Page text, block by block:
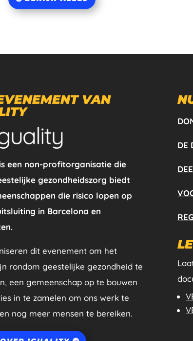
VAN
een non-profitorganisatie die
gezondheidszorg biedt
die risico lopen op
in Barcelona en
dit evenement om het
rondom geestelijke gezondheid te
een gemeenschap op te bouwen
in te zamelen om ons werk te
nog meer mensen te bereiken.
DE